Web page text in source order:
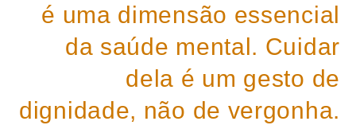
é uma dimensão essencial
da saúde mental. Cuidar
dela é um gesto de
dignidade, não de vergonha.